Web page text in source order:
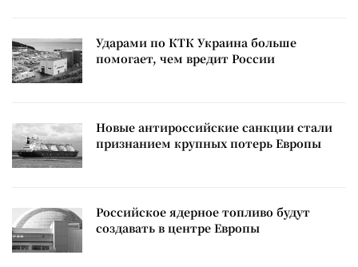
Ударами по КТК Украина больше
помогает, чем вредит России
Новые антироссийские санкции стали
признанием крупных потерь Европы
Российское ядерное топливо будут
создавать в центре Европы